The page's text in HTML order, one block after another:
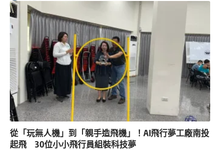
從「玩無人機」到「親手造飛機」！AI飛行夢工廠南投
起飛 30位小小飛行員組裝科技夢